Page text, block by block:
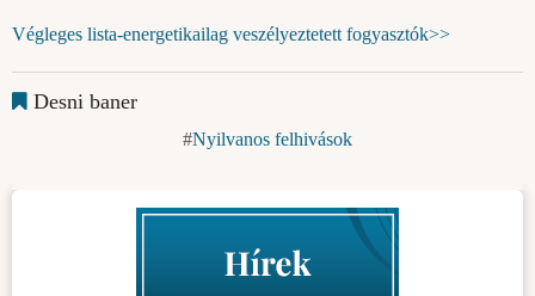
Végleges lista-energetikailag veszélyeztetett fogyasztók>>
Desni baner
Nyilvanos felhivások